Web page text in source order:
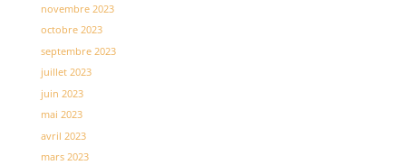
novembre 2023
octobre 2023
septembre 2023
juillet 2023
juin 2023
mai 2023
avril 2023
mars 2023